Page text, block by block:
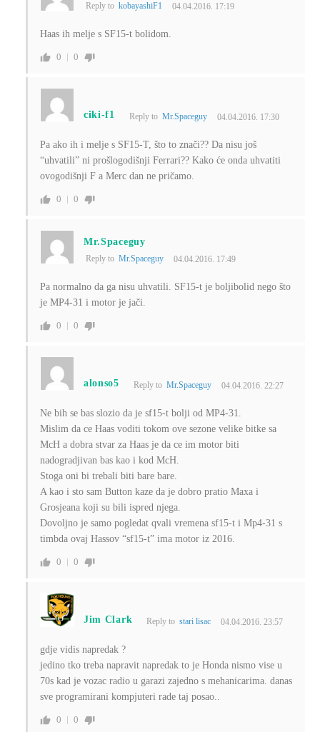
Reply to kobayashiF1 04.04.2016. 17:19
Haas ih melje s SF15-t bolidom.
0 0
ciki-f1 Reply to Mr.Spaceguy 04.04.2016. 17:30
Pa ako ih i melje s SF15-T, što to znači?? Da nisu još
“uhvatili” ni prošlogodišnji Ferrari?? Kako će onda uhvatiti
ovogodišnji F a Merc dan ne pričamo.
0 0
Mr.Spaceguy
Reply to Mr.Spaceguy 04.04.2016. 17:49
Pa normalno da ga nisu uhvatili. SF15-t je boljibolid nego što
je MP4-31 i motor je jači.
0 0
alonso5 Reply to Mr.Spaceguy 04.04.2016. 22:27
Ne bih se bas slozio da je sf15-t bolji od MP4-31.
Mislim da ce Haas voditi tokom ove sezone velike bitke sa
McH a dobra stvar za Haas je da ce im motor biti
nadogradjivan bas kao i kod McH.
Stoga oni bi trebali biti bare bare.
A kao i sto sam Button kaze da je dobro pratio Maxa i
Grosjeana koji su bili ispred njega.
Dovoljno je samo pogledat qvali vremena sf15-t i Mp4-31 s
timbda ovaj Hassov “sf15-t” ima motor iz 2016.
0 0
Jim Clark Reply tostari lisac 04.04.2016. 23:57
gdje vidis napredak ?
jedino tko treba napravit napredak to je Honda nismo vise u
70s kad je vozac radio u garazi zajedno s mehanicarima. danas
sve programirani kompjuteri rade taj posao..
0 0